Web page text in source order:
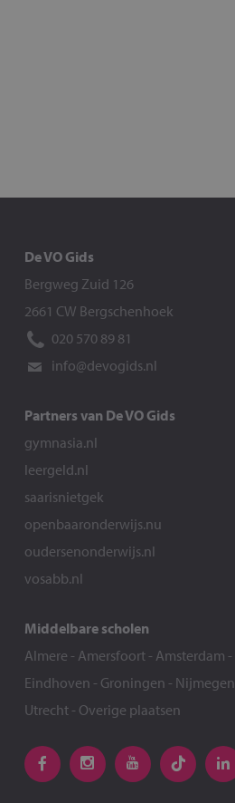
De VO Gids
Bergweg Zuid 126
2661 CW Bergschenhoek
020 570 89 81
info@devogids.nl
Partners van De VO Gids
gymnasia.nl
leergeld.nl
saarisnietgek
openbaaronderwijs.nu
oudersenonderwijs.nl
vosabb.nl
Middelbare scholen
Almere - Amersfoort- Amsterdam -
Eindhoven - Groningen - Nijmegen
Utrecht- Overige plaatsen